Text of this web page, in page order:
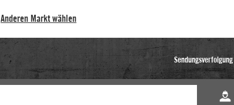
Anderen Markt wählen
Sendungsverfolgung